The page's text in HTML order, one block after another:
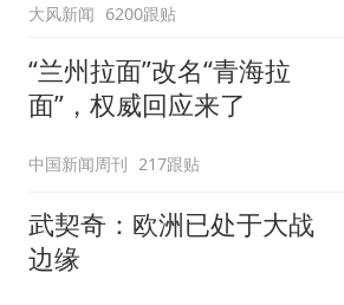
大风新闻 6200跟贴
“兰州拉面”改名“青海拉
面”，权威回应来了
中国新闻周刊 217跟贴
武契奇：欧洲已处于大战
边缘